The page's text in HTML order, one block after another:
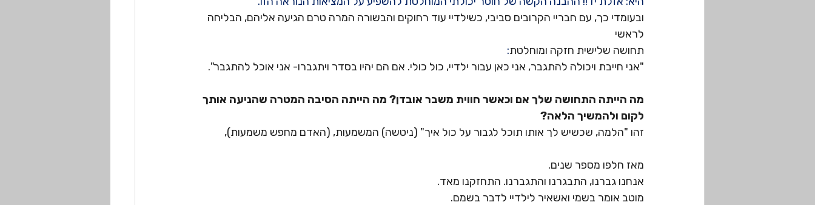
ובעומדי כך, עם חבריי הקרובים סביבי, כשילדיי עוד רחוקים והבשורה המרה טרם הגיעה אליהם, הבליחה
לראשי
תחושה שלישית חזקה ומוחלטת:
"אני חייבת ויכולה להתגבר, אני כאן עבור ילדיי, כול כולי. אם הם יהיו בסדר ויתגברו- אני אוכל להתגבר".
מה הייתה התחושה שלך אם וכאשר חווית משבר אובדן? מה הייתה הסיבה המטרה שהניעה אותך
לקום ולהמשיך הלאה?
זהו "הלמה, שכשיש לך אותו תוכל לגבור על כול איך" (ניטשה) המשמעות, (האדם מחפש משמעות),
מאז חלפו מספר שנים.
אנחנו גברנו, התבגרנו והתגברנו. התחזקנו מאד.
מוטב אומר בשמי ואשאיר לילדיי לדבר בשמם.